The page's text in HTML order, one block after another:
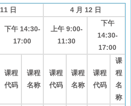
日 4 月 12 日
下午 14:30-
17:00
上午 9:00-
11:30
下午
14:30-
17:00
课程
代码
课程
名称
课程
代码
课程
名称
课程
代码
课
程
名
称